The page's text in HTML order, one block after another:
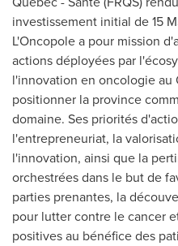
investissement initial de 15
L'Oncopole a pour mission
actions déployées par
l'innovation en oncologie au
positionner la province
domaine. Ses priorités
l'entrepreneuriat, la
l'innovation, ainsi que la
orchestrées dans le but de
parties prenantes, la
pour lutter contre le cancer
positives au bénéfice des